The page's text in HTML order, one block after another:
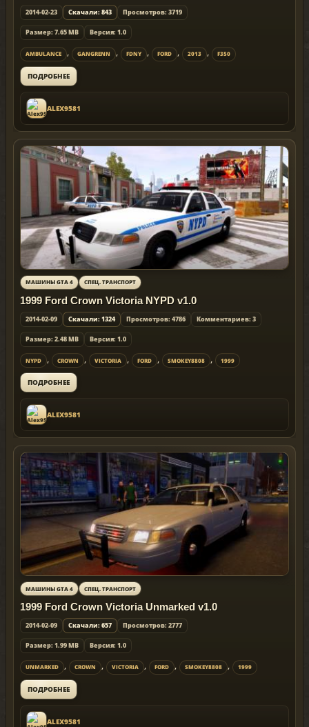
2014-02-23 Скачали: 843 Просмотров: 3719
Размер: 7.65 MB Версия: 1.0
AMBULANCE , GANGRENN , FDNY , FORD , 2013 , F350
ПОДРОБНЕЕ
ALEX9581
МАШИНЫ GTA 4 СПЕЦ. ТРАНСПОРТ
1999 Ford Crown Victoria NYPD v1.0
2014-02-09 Скачали: 1324 Просмотров: 4786 Комментариев: 3
Размер: 2.48 MB Версия: 1.0
NYPD , CROWN , VICTORIA , FORD , SMOKEY8808 , 1999
ПОДРОБНЕЕ
ALEX9581
МАШИНЫ GTA 4 СПЕЦ. ТРАНСПОРТ
1999 Ford Crown Victoria Unmarked v1.0
2014-02-09 Скачали: 657 Просмотров: 2777
Размер: 1.99 MB Версия: 1.0
UNMARKED , CROWN , VICTORIA , FORD , SMOKEY8808 , 1999
ПОДРОБНЕЕ
ALEX9581